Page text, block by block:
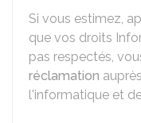
Si vous estimez,
que vos droits
pas respectés,
réclamation
l'informatique et